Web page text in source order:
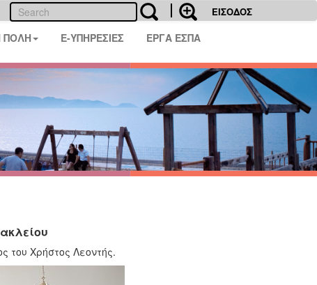
ΕΙΣΟΔΟΣ
ΠΟΛΗ E-ΥΠΗΡΕΣΙΕΣ ΕΡΓΑ ΕΣΠΑ
του Χρήστος Λεοντής.